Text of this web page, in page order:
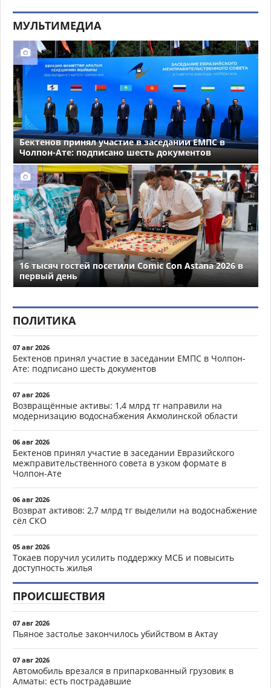
МУЛЬТИМЕДИА
Бектенов принял участие в заседании ЕМПС в
Чолпон-Ате: подписано шесть документов
16 тысяч гостей посетили Comic Con Astana 2026 в
первый день
ПОЛИТИКА
07 авг 2026
Бектенов принял участие в заседании ЕМПС в Чолпон-
Ате: подписано шесть документов
07 авг 2026
Возвращённые активы: 1,4 млрд тг направили на
модернизацию водоснабжения Акмолинской области
06 авг 2026
Бектенов принял участие в заседании Евразийского
межправительственного совета в узком формате в
Чолпон-Ате
06 авг 2026
Возврат активов: 2,7 млрд тг выделили на водоснабжение
сёл СКО
05 авг 2026
Токаев поручил усилить поддержку МСБ и повысить
доступность жилья
ПРОИСШЕСТВИЯ
07 авг 2026
Пьяное застолье закончилось убийством в Актау
07 авг 2026
Автомобиль врезался в припаркованный грузовик в
Алматы: есть пострадавшие